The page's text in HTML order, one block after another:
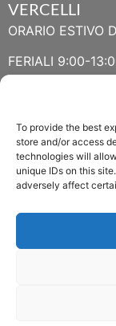
To provide the best
store and/or access
technologies will
unique IDs on this
adversely affect
VERCELLI
ORARIO ESTIVO
FERIALI 9:00-
FESTIVI 9:30-
VERBANIA
ORARIO ESTIVO
FERIALI 8:30-
FESTIVI 8:30-12:30